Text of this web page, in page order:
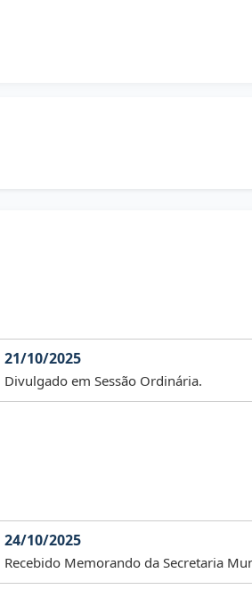
21/10/2025
Divulgado em Sessão Ordinária.
24/10/2025
Recebido Memorando da Secretaria